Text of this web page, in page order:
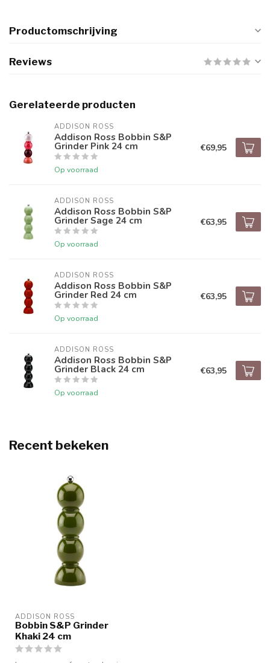
Productomschrijving
Reviews
Gerelateerde producten
ADDISON ROSS
Addison Ross Bobbin S&P
Grinder Pink 24 cm
Op voorraad
€69,95
ADDISON ROSS
Addison Ross Bobbin S&P
Grinder Sage 24 cm
Op voorraad
€63,95
ADDISON ROSS
Addison Ross Bobbin S&P
Grinder Red 24 cm
Op voorraad
€63,95
ADDISON ROSS
Addison Ross Bobbin S&P
Grinder Black 24 cm
Op voorraad
€63,95
Recent bekeken
ADDISON ROSS
Bobbin S&P Grinder
Khaki 24 cm